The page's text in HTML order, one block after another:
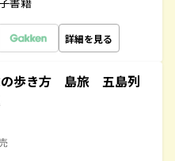
詳細を見る
歩き方 島旅 五島列